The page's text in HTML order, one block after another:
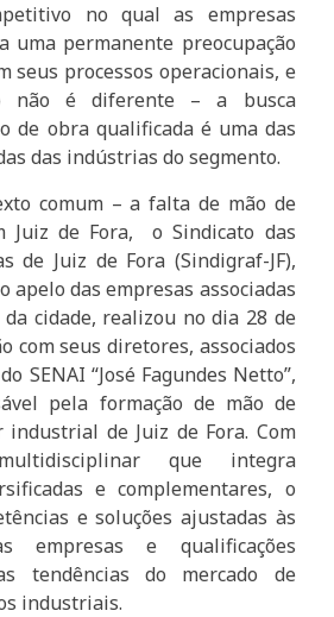
no qual as empresas
uma permanente preocupação
seus processos operacionais, e
não é diferente – a busca
de obra qualificada é uma das
das indústrias do segmento.
comum – a falta de mão de
Juiz de Fora,
o Sindicato das
de Juiz de Fora (Sindigraf-JF),
apelo das empresas associadas
cidade, realizou no dia 28 de
com seus diretores, associados
SENAI “José Fagundes Netto”,
pela formação de mão de
de Juiz de Fora. Com
que integra
e complementares, o
e soluções ajustadas às
empresas e qualificações
tendências do mercado de
industriais.